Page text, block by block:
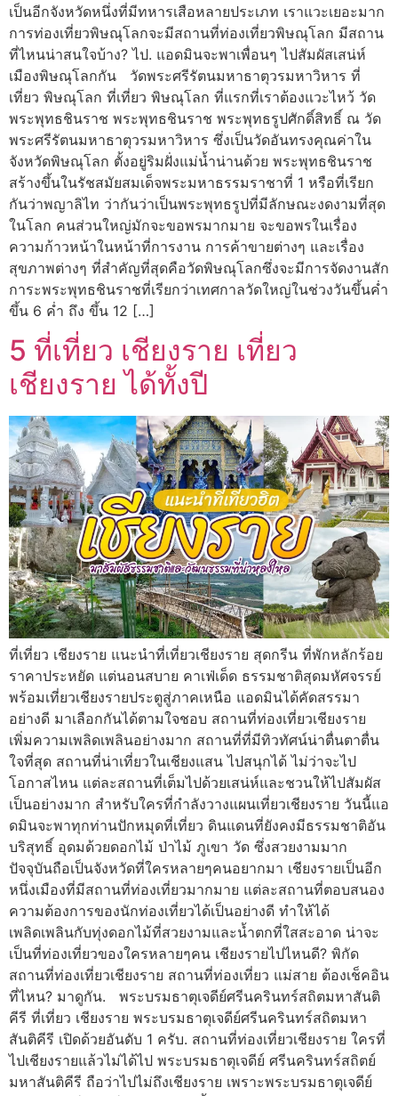
เป็นอีกจังหวัดหนึ่งที่มีทหารเสือหลายประเภท เราแวะเยอะมาก
การท่องเที่ยวพิษณุโลกจะมีสถานที่ท่องเที่ยวพิษณุโลก มีสถาน
ที่ไหนน่าสนใจบ้าง? ไป. แอดมินจะพาเพื่อนๆ ไปสัมผัสเสน่ห์
เมืองพิษณุโลกกัน วัดพระศรีรัตนมหาธาตุวรมหาวิหาร ที่
เที่ยว พิษณุโลก ที่เที่ยว พิษณุโลก ที่แรกที่เราต้องแวะไหว้ วัด
พระพุทธชินราช พระพุทธชินราช พระพุทธรูปศักดิ์สิทธิ์ ณ วัด
พระศรีรัตนมหาธาตุวรมหาวิหาร ซึ่งเป็นวัดอันทรงคุณค่าใน
จังหวัดพิษณุโลก ตั้งอยู่ริมฝั่งแม่น้ำน่านด้วย พระพุทธชินราช
สร้างขึ้นในรัชสมัยสมเด็จพระมหาธรรมราชาที่ 1 หรือที่เรียก
กันว่าพญาลิไท ว่ากันว่าเป็นพระพุทธรูปที่มีลักษณะงดงามที่สุด
ในโลก คนส่วนใหญ่มักจะขอพรมากมาย จะขอพรในเรื่อง
ความก้าวหน้าในหน้าที่การงาน การค้าขายต่างๆ และเรื่อง
สุขภาพต่างๆ ที่สำคัญที่สุดคือวัดพิษณุโลกซึ่งจะมีการจัดงานสัก
การะพระพุทธชินราชที่เรียกว่าเทศกาลวัดใหญ่ในช่วงวันขึ้นค่ำ
ขึ้น 6 ค่ำ ถึง ขึ้น 12 […]
5 ที่เที่ยว เชียงราย เที่ยว
เชียงราย ได้ทั้งปี
ที่เที่ยว เชียงราย แนะนำที่เที่ยวเชียงราย สุดกรีน ที่พักหลักร้อย
ราคาประหยัด แต่นอนสบาย คาเฟ่เด็ด ธรรมชาติสุดมหัศจรรย์
พร้อมเที่ยวเชียงรายประตูสู่ภาคเหนือ แอดมินได้คัดสรรมา
อย่างดี มาเลือกกันได้ตามใจชอบ สถานที่ท่องเที่ยวเชียงราย
เพิ่มความเพลิดเพลินอย่างมาก สถานที่ที่มีทิวทัศน์น่าตื่นตาตื่น
ใจที่สุด สถานที่น่าเที่ยวในเชียงแสน ไปสนุกได้ ไม่ว่าจะไป
โอกาสไหน แต่ละสถานที่เต็มไปด้วยเสน่ห์และชวนให้ไปสัมผัส
เป็นอย่างมาก สำหรับใครที่กำลังวางแผนเที่ยวเชียงราย วันนี้แอ
ดมินจะพาทุกท่านปักหมุดที่เที่ยว ดินแดนที่ยังคงมีธรรมชาติอัน
บริสุทธิ์ อุดมด้วยดอกไม้ ป่าไม้ ภูเขา วัด ซึ่งสวยงามมาก
ปัจจุบันถือเป็นจังหวัดที่ใครหลายๆคนอยากมา เชียงรายเป็นอีก
หนึ่งเมืองที่มีสถานที่ท่องเที่ยวมากมาย แต่ละสถานที่ตอบสนอง
ความต้องการของนักท่องเที่ยวได้เป็นอย่างดี ทำให้ได้
เพลิดเพลินกับทุ่งดอกไม้ที่สวยงามและน้ำตกที่ใสสะอาด น่าจะ
เป็นที่ท่องเที่ยวของใครหลายๆคน เชียงรายไปไหนดี? พิกัด
สถานที่ท่องเที่ยวเชียงราย สถานที่ท่องเที่ยว แม่สาย ต้องเช็คอิน
ที่ไหน? มาดูกัน. พระบรมธาตุเจดีย์ศรีนครินทร์สถิตมหาสันติ
คีรี ที่เที่ยว เชียงราย พระบรมธาตุเจดีย์ศรีนครินทร์สถิตมหา
สันติคีรี เปิดด้วยอันดับ 1 ครับ. สถานที่ท่องเที่ยวเชียงราย ใครที่
ไปเชียงรายแล้วไม่ได้ไป พระบรมธาตุเจดีย์ ศรีนครินทร์สถิตย์
มหาสันติคีรี ถือว่าไปไม่ถึงเชียงราย เพราะพระบรมธาตุเจดีย์